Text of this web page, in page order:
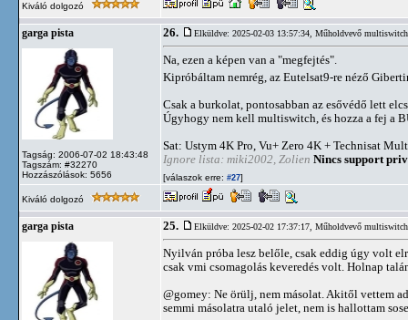
Kiváló dolgozó
garga pista
Tagság: 2006-07-02 18:43:48
Tagszám: #32270
Hozzászólások: 5656
26. Elküldve: 2025-02-03 13:57:34, Műholdvevő multiswitch
Na, ezen a képen van a "megfejtés".
Kipróbáltam nemrég, az Eutelsat9-re néző
Csak a burkolat, pontosabban az esővédő lett
Úgyhogy nem kell multiswitch, és hozza a fej a
Sat: Ustym 4K Pro, Vu+ Zero 4K + Technisat
Ignore lista: miki2002, Zolien Nincs support
[válaszok erre: #27]
Kiváló dolgozó
garga pista 25. Elküldve: 2025-02-02 17:37:17, Műholdvevő multiswitch
Nyilván próba lesz belőle, csak eddig úgy volt
csak vmi csomagolás keveredés volt. Holnap
@gomey: Ne örülj, nem másolat. Akitől vettem
semmi másolatra utaló jelet, nem is hallottam